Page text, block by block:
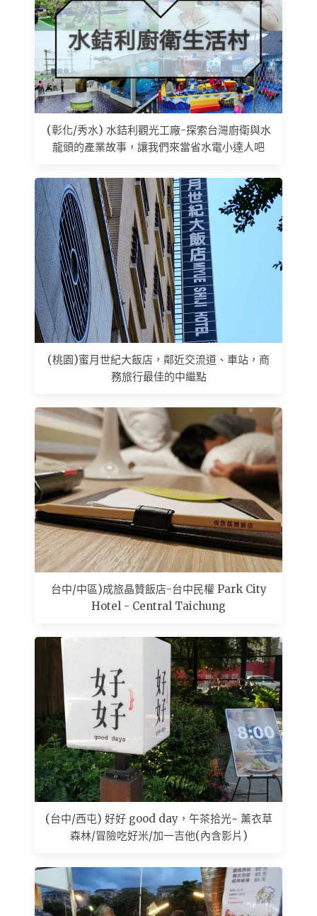
(彰化/秀水) 水銡利觀光工廠-探索台灣廚衛與水
龍頭的產業故事，讓我們來當省水電小達人吧
(桃園)蜜月世紀大飯店，鄰近交流道、車站，商
務旅行最佳的中繼點
台中/中區)成旅晶贊飯店-台中民權 Park City
Hotel - Central Taichung
(台中/西屯) 好好 good day，午茶拾光~ 薰衣草
森林/冒險吃好米/加一吉他(內含影片)